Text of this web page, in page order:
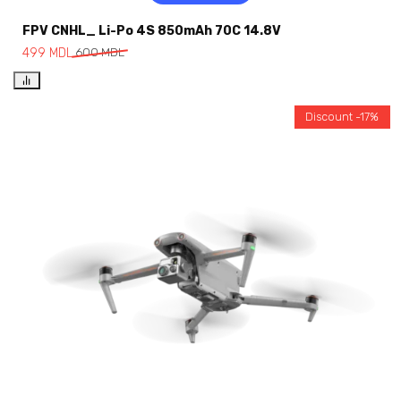
FPV CNHL_ Li-Po 4S 850mAh 70C 14.8V
600MDL
499 MDL
Discount -17%